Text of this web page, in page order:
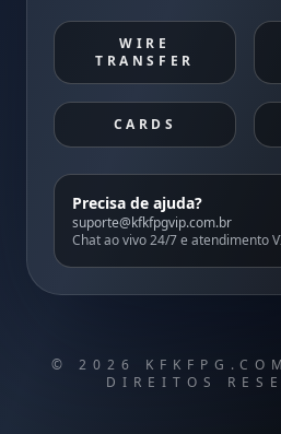
WIRE
TRANSFER
CARDS
Precisa de ajuda?
suporte@kfkfpgvip.com.br
Chat ao vivo 24/7 e atendimento
© 2026
DIREITOS